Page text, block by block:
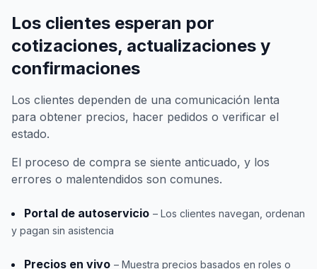
Los clientes esperan por
cotizaciones, actualizaciones y
confirmaciones
Los clientes dependen de una comunicación lenta
para obtener precios, hacer pedidos o verificar el
estado.
El proceso de compra se siente anticuado, y los
errores o malentendidos son comunes.
Portal de autoservicio – Los clientes navegan, ordenan
y pagan sin asistencia
Precios en vivo – Muestra precios basados en roles o